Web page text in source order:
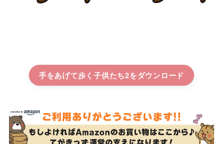
手をあげて歩く子供たち2